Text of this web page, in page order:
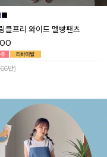
클프리 와이드 멜빵팬츠
반)